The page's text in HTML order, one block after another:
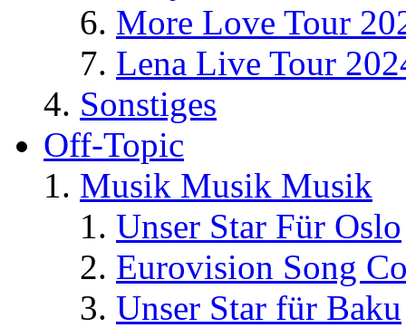
More Love Tour
Lena Live Tour
Sonstiges
Off-Topic
Musik Musik Musik
Unser Star Für Oslo
Eurovision Song
Unser Star für Baku